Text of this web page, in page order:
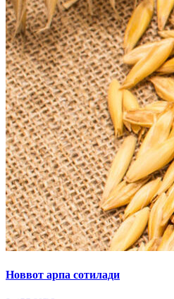
Новвот арпа сотилади